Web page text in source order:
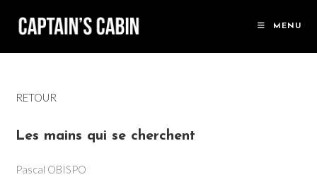
MENU
RETOUR
Les mains qui se cherchent
Pascal OBISPO